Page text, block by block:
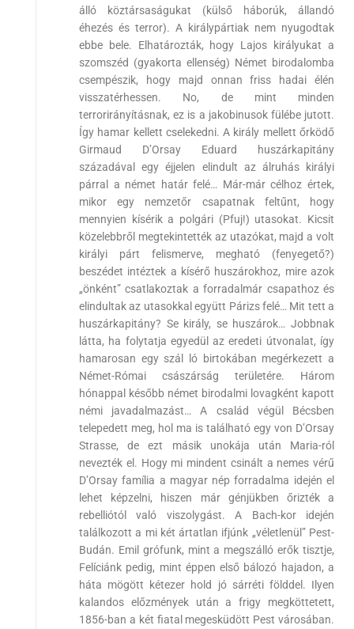
álló köztársaságukat (külső háborúk, állandó
éhezés és terror). A királypártiak nem nyugodtak
ebbe bele. Elhatározták, hogy Lajos királyukat a
szomszéd (gyakorta ellenség) Német birodalomba
csempészik, hogy majd onnan friss hadai élén
visszatérhessen. No, de mint minden
terrorirányításnak, ez is a jakobinusok fülébe jutott.
Így hamar kellett cselekedni. A király mellett őrködő
Girmaud D’Orsay Eduard huszárkapitány
századával egy éjjelen elindult az álruhás királyi
párral a német határ felé… Már-már célhoz értek,
mikor egy nemzetőr csapatnak feltűnt, hogy
mennyien kísérik a polgári (Pfuj!) utasokat. Kicsit
közelebbről megtekintették az utazókat, majd a volt
királyi párt felismerve, megható (fenyegető?)
beszédet intéztek a kísérő huszárokhoz, mire azok
„önként” csatlakoztak a forradalmár csapathoz és
elindultak az utasokkal együtt Párizs felé… Mit tett a
huszárkapitány? Se király, se huszárok… Jobbnak
látta, ha folytatja egyedül az eredeti útvonalat, így
hamarosan egy szál ló birtokában megérkezett a
Német-Római császárság területére. Három
hónappal később német birodalmi lovagként kapott
némi javadalmazást… A család végül Bécsben
telepedett meg, hol ma is található egy von D’Orsay
Strasse, de ezt másik unokája után Maria-ról
nevezték el. Hogy mi mindent csinált a nemes vérű
D’Orsay família a magyar nép forradalma idején el
lehet képzelni, hiszen már génjükben őrizték a
rebelliótól való viszolygást. A Bach-kor idején
találkozott a mi két ártatlan ifjúnk „véletlenül” Pest-
Budán. Emil grófunk, mint a megszálló erők tisztje,
Felíciánk pedig, mint éppen első bálozó hajadon, a
háta mögött kétezer hold jó sárréti földdel. Ilyen
kalandos előzmények után a frigy megköttetett,
1856-ban a két fiatal megesküdött Pest városában.